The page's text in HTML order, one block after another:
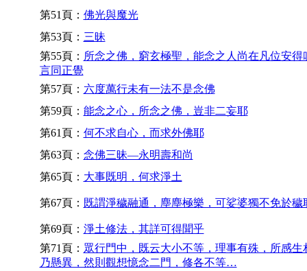
第51頁： 佛光與魔光
第53頁： 三昧
第55頁： 所念之佛，窮玄極聖，能念之人尚在凡位安得
言同正覺
第57頁： 六度萬行未有一法不是念佛
第59頁： 能念之心，所念之佛，豈非二妄耶
第61頁： 何不求自心，而求外佛耶
第63頁： 念佛三昧—永明壽和尚
第65頁： 大事既明，何求淨土
第67頁： 既謂淨穢融通，塵塵極樂，可娑婆獨不免於穢
第69頁： 淨土修法，其詳可得聞乎
第71頁： 眾行門中，既云大小不等，理事有殊，所感生
乃懸異，然則觀想憶念二門，修各不等…